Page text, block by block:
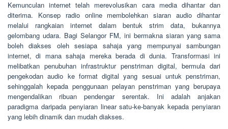
Kemunculan internet telah merevolusikan cara media dihantar dan
diterima. Konsep radio online membolehkan siaran audio dihantar
melalui rangkaian internet dalam bentuk strim data, bukannya
gelombang udara. Bagi Selangor FM, ini bermakna siaran yang sama
boleh diakses oleh sesiapa sahaja yang mempunyai sambungan
internet, di mana sahaja mereka berada di dunia. Transformasi ini
melibatkan penubuhan infrastruktur penstriman digital, bermula dari
pengekodan audio ke format digital yang sesuai untuk penstriman,
sehinggalah kepada penggunaan pelayan penstriman yang berupaya
mengendalikan ribuan pendengar serentak. Ini adalah anjakan
paradigma daripada penyiaran linear satu-ke-banyak kepada penyiaran
yang lebih dinamik dan mudah diakses.